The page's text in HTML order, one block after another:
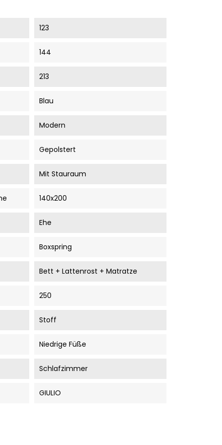
123
144
213
Blau
Modern
Gepolstert
Mit Stauraum
140x200
Ehe
Boxspring
Bett + Lattenrost + Matratze
250
Stoff
Niedrige Füße
Schlafzimmer
GIULIO